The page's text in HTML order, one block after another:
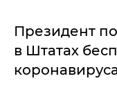
Президент
в Штатах